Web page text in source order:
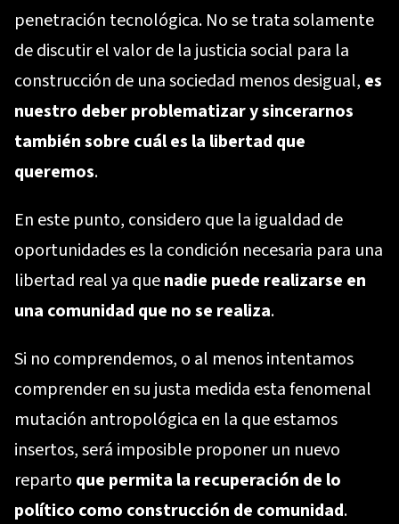
penetración tecnológica. No se trata solamente
de discutir el valor de la justicia social para la
construcción de una sociedad menos desigual, es
nuestro deber problematizar y sincerarnos
también sobre cuál es la libertad que
queremos.
En este punto, considero que la igualdad de
oportunidades es la condición necesaria para una
libertad real ya quenadie puede realizarse en
una comunidad que no se realiza.
Si no comprendemos, o al menos intentamos
comprender en su justa medida esta fenomenal
mutación antropológica en la que estamos
insertos, será imposible proponer un nuevo
reparto que permita la recuperación de lo
político como construcción de comunidad.